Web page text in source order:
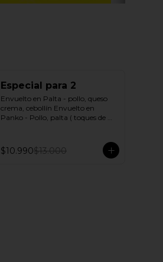
Especial para 2
Envuelto en Palta - pollo, queso
crema, cebollín Envuelto en
Panko - Pollo, palta ( toques de
Agridulce Bless - 2 Salsa soya
$10.990$13.000